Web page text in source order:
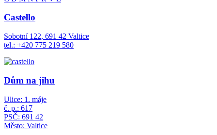
Castello
Sobotní 122, 691 42 Valtice
tel.: +420 775 219 580
Dům na jihu
Ulice: 1. máje
č. p.: 617
PSČ: 691 42
Město: Valtice